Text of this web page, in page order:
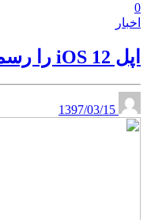
0
اخبار
اپل iOS 12 را رسما معرفی کرد
1397/03/15